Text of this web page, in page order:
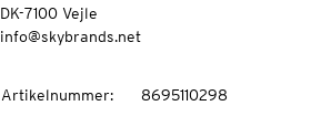
DK-7100 Vejle
info@skybrands.net
Artikelnummer: 8695110298